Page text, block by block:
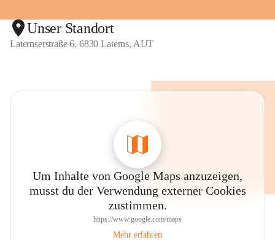
Unser Standort
Laternserstraße 6, 6830 Laterns, AUT
Um Inhalte von Google Maps anzuzeigen,
musst du der Verwendung externer Cookies
zustimmen.
https://www.google.com/maps
Mehr erfahren